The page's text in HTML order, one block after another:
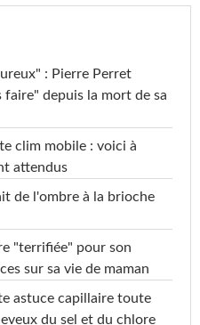
: Pierre Perret
depuis la mort de sa
clim mobile : voici à
attendus
de l'ombre à la brioche
"terrifiée" pour son
sur sa vie de maman
astuce capillaire toute
du sel et du chlore